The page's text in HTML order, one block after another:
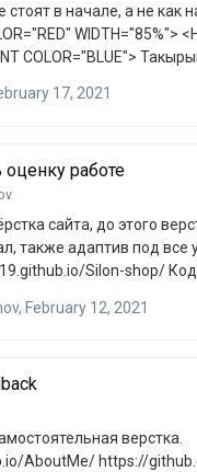
как надо <TABLE ALIGN="RIGHT"
<HR WIDTH= “50%” SIZE= "2" color="#ff00ff"
17, 2021
работе
до этого верстал по
адаптив под все устройства
, February 12, 2021
AboutMe Буду